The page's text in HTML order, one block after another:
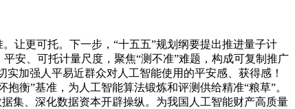
更可托。下一步，“十五五”规划纲要提出推进量子计
安、可托计量尺度，聚焦“测不准”难题，构成可复制推广
加强人平易近群众对人工智能使用的平安感、获得感！
衡”基准，为人工智能算法锻炼和评测供给精准“粮草”。
集、深化数据资本开辟操纵。为我国人工智能财产高质量